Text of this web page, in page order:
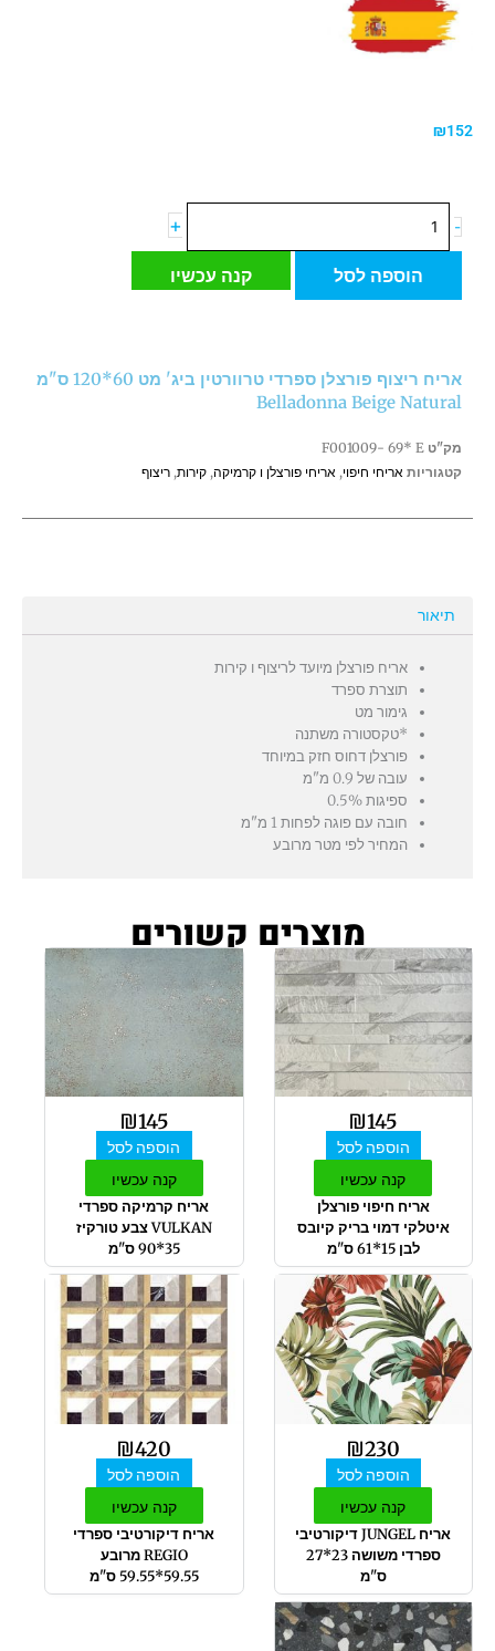
₪152
-
של
ריצוף
ביג'
מט
ס"מ
Belladonna
+
הוספה לסל קנה עכשיו
אריח ריצוף פורצלן ספרדי טרוורטין ביג' מט 60*120 ס"מ
Belladonna Beige Natural
מק"ט F001009- 69* E
קטגוריות אריחי חיפוי, אריחי פורצלן ו קרמיקה, קירות, ריצוף
תיאור
אריח פורצלן מיועד לריצוף ו קירות
תוצרת ספרד
גימור מט
*טקסטורה משתנה
פורצלן דחוס חזק במיוחד
עובה של 0.9 מ"מ
ספיגות 0.5%
חובה עם פוגה לפחות 1 מ"מ
המחיר לפי מטר מרובע
מוצרים קשורים
₪145
הוספה לסל
קנה עכשיו
אריח חיפוי פורצלן
איטלקי דמוי בריק קיובס
לבן 15*61 ס"מ
₪145
הוספה לסל
קנה עכשיו
אריח קרמיקה ספרדי
VULKAN צבע טורקיז
35*90 ס"מ
₪230
הוספה לסל
קנה עכשיו
אריח JUNGEL דיקורטיבי
ספרדי משושה 23*27
ס"מ
₪420
הוספה לסל
קנה עכשיו
אריח דיקורטיבי ספרדי
REGIO מרובע
59.55*59.55 ס"מ